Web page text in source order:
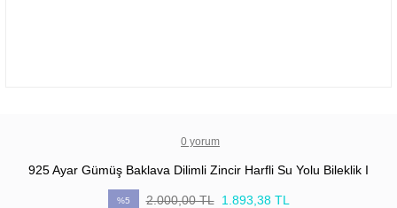
0 yorum
925 Ayar Gümüş Baklava Dilimli Zincir Harfli Su Yolu Bileklik I
%5 2.000,00 TL 1.893,38 TL